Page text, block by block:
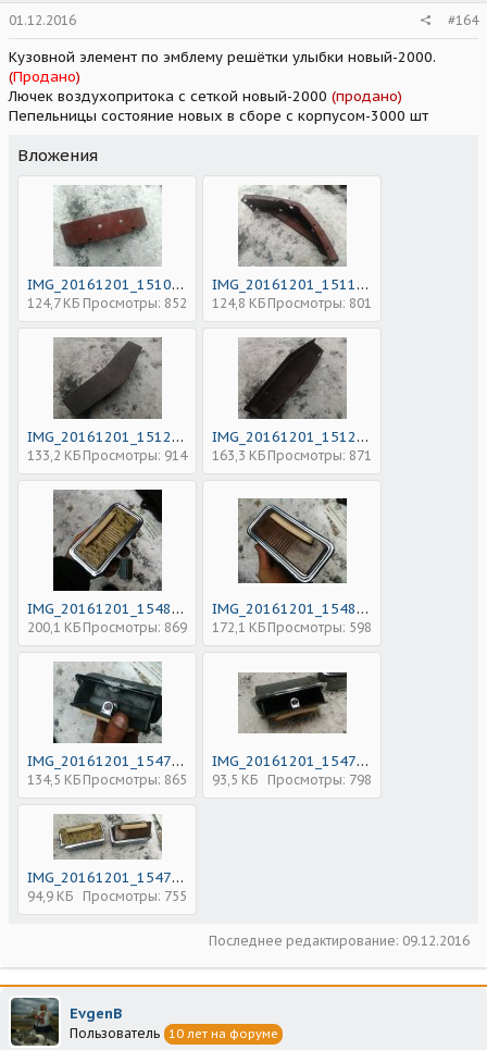
01.12.2016 #164
Кузовной элемент по эмблему решётки улыбки новый-2000.
(Продано)
Лючек воздухопритока с сеткой новый-2000 (продано)
Пепельницы состояние новых в сборе с корпусом-3000 шт
Вложения
IMG_20161201_151058.jpg
124,7 КБ Просмотры: 852
IMG_20161201_151107.jpg
124,8 КБ Просмотры: 801
IMG_20161201_151224.jpg
133,2 КБ Просмотры: 914
IMG_20161201_151236.jpg
163,3 КБ Просмотры: 871
IMG_20161201_154837.jpg
200,1 КБ Просмотры: 869
IMG_20161201_154802.jpg
172,1 КБ Просмотры: 598
IMG_20161201_154739.jpg
134,5 КБ Просмотры: 865
IMG_20161201_154722.jpg
93,5 КБ Просмотры: 798
IMG_20161201_154700.jpg
94,9 КБ Просмотры: 755
Последнее редактирование: 09.12.2016
EvgenB
Пользователь 10 лет на форуме